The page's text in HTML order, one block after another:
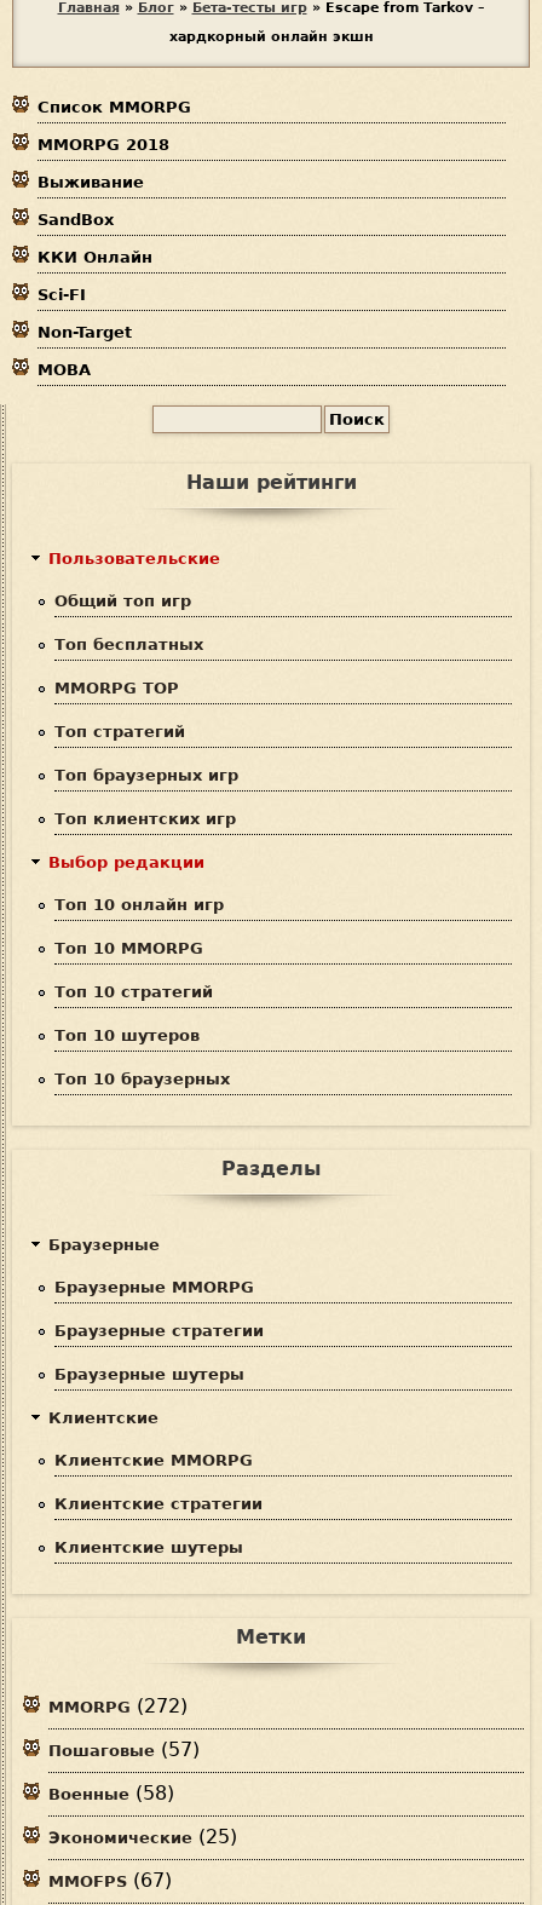
е
р
д
Главная » Блог » Бета-тесты игр » Escape from Tarkov –
хардкорный онлайн экшн
Список MMORPG
MMORPG 2018
Выживание
SandBox
ККИ Онлайн
Sci-FI
Non-Target
MOBA
Наши рейтинги
Пользовательские
Общий топ игр
Топ бесплатных
MMORPG TOP
Топ стратегий
Топ браузерных игр
Топ клиентских игр
Выбор редакции
Топ 10 онлайн игр
Топ 10 MMORPG
Топ 10 стратегий
Топ 10 шутеров
Топ 10 браузерных
Разделы
Браузерные
Браузерные MMORPG
Браузерные стратегии
Браузерные шутеры
Клиентские
Клиентские MMORPG
Клиентские стратегии
Клиентские шутеры
Метки
MMORPG (272)
Пошаговые (57)
Военные (58)
Экономические (25)
MMOFPS (67)